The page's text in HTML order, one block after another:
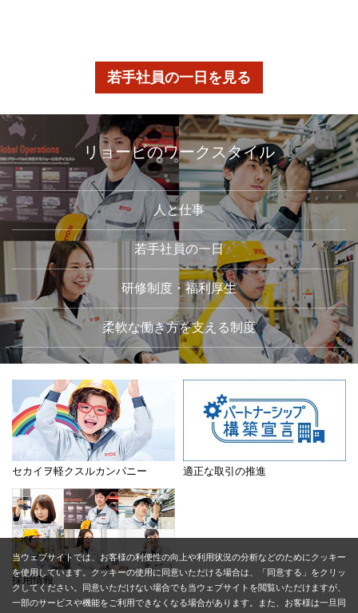
当ウェブサイトでは、お客様の利便性の向上や利用状況の分析などのためにクッキー
を使用しています。クッキーの使用に同意いただける場合は、「同意する」をクリッ
クしてください。同意いただけない場合でも当ウェブサイトを閲覧いただけますが、
一部のサービスや機能をご利用できなくなる場合があります。また、お客様は一旦同
若手社員の一日を見る
リョービのワークスタイル
人と仕事
若手社員の一日
研修制度・福利厚生
柔軟な働き方を支える制度
セカイヲ軽クスルカンパニー 適正な取引の推進
採用情報